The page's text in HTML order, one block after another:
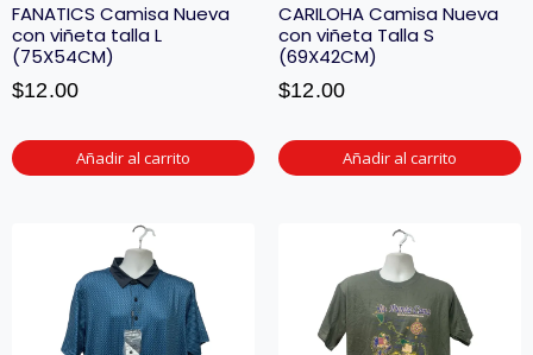
FANATICS Camisa Nueva
con viñeta talla L
(75X54CM)
$12.00
Añadir al carrito
CARILOHA Camisa Nueva
con viñeta Talla S
(69X42CM)
$12.00
Añadir al carrito